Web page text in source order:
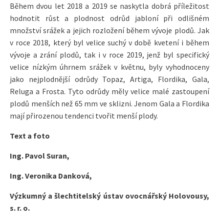
Během dvou let 2018 a 2019 se naskytla dobrá příležitost
hodnotit růst a plodnost odrůd jabloní při odlišném
množství srážek a jejich rozložení během vývoje plodů. Jak
v roce 2018, který byl velice suchý v době kvetení i během
vývoje a zrání plodů, tak i v roce 2019, jenž byl specifický
velice nízkým úhrnem srážek v květnu, byly vyhodnoceny
jako nejplodnější odrůdy Topaz, Artiga, Flordika, Gala,
Reluga a Frosta. Tyto odrůdy měly velice malé zastoupení
plodů menších než 65 mm ve sklizni. Jenom Gala a Flordika
mají přirozenou tendenci tvořit menší plody.
Text a foto
Ing. Pavol Suran,
Ing. Veronika Danková,
Výzkumný a šlechtitelský ústav ovocnářský Holovousy,
s. r. o.